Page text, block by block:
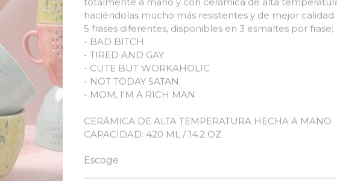
haciéndolas mucho más resistentes y de mejor calidad.
5 frases diferentes, disponibles en 3 esmaltes por frase;
- BAD BITCH
- TIRED AND GAY
- CUTE BUT WORKAHOLIC
- NOT TODAY SATAN
- MOM, I'M A RICH MAN
CERÁMICA DE ALTA TEMPERATURA HECHA A MANO
CAPACIDAD: 420 ML / 14.2 OZ
Escoge